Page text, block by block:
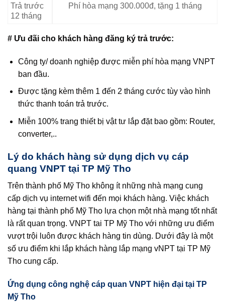
Trả trước
12 tháng
Phí hòa mạng 300.000đ, tặng 1 tháng
# Ưu đãi cho khách hàng đăng ký trả trước:
Công ty/ doanh nghiệp được miễn phí hòa mạng VNPT
ban đầu.
Được tặng kèm thêm 1 đến 2 tháng cước tùy vào hình
thức thanh toán trả trước.
Miễn 100% trang thiết bị vật tư lắp đặt bao gồm: Router,
converter,..
Lý do khách hàng sử dụng dịch vụ cáp
quang VNPT tại TP Mỹ Tho
Trên thành phố Mỹ Tho không ít những nhà mạng cung
cấp dịch vụ internet wifi đến mọi khách hàng. Việc khách
hàng tại thành phố Mỹ Tho lựa chọn một nhà mạng tốt nhất
là rất quan trọng. VNPT tai TP Mỹ Tho với những ưu điểm
vượt trội luôn được khách hàng tin dùng. Dưới đây là một
số ưu điểm khi lắp khách hàng lắp mạng vNPT tại TP Mỹ
Tho cung cấp.
Ứng dụng công nghệ cáp quan VNPT hiện đại tại TP
Mỹ Tho